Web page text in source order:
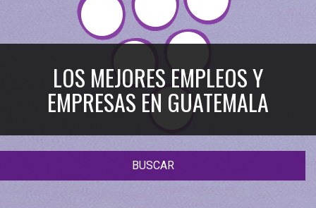
LOS MEJORES EMPLEOS Y
EMPRESAS EN GUATEMALA
BUSCAR